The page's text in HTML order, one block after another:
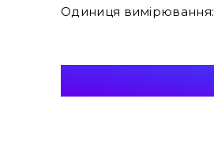
Одиниця вимірювання: